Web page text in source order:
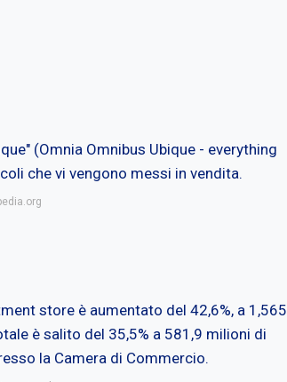
(Omnia Omnibus Ubique - everything
che vi vengono messi in vendita.
store è aumentato del 42,6%, a 1,565
è salito del 35,5% a 581,9 milioni di
la Camera di Commercio.